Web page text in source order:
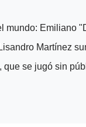
mundo: Emiliano
Martínez
se jugó sin